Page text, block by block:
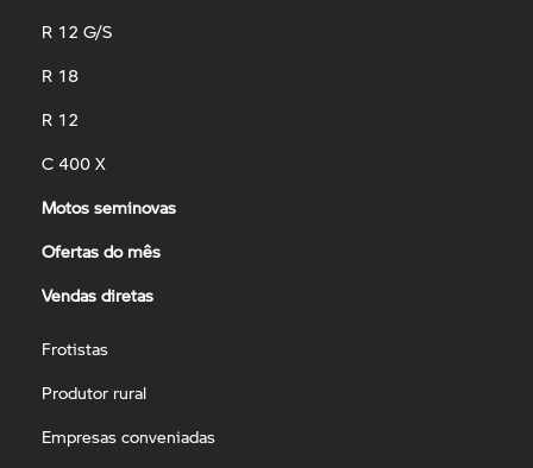
R 12 G/S
R 18
R 12
C 400 X
Motos seminovas
Ofertas do mês
Vendas diretas
Frotistas
Produtor rural
Empresas conveniadas